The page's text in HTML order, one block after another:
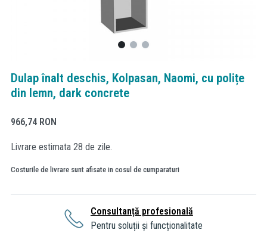
Dulap înalt deschis, Kolpasan, Naomi, cu polițe
din lemn, dark concrete
966,74 RON
Livrare estimata 28 de zile.
Costurile de livrare sunt afisate in cosul de cumparaturi
Consultanță profesională
Pentru soluții și funcționalitate